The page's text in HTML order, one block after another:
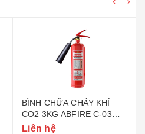
BÌNH CHỮA CHÁY KHÍ
CO2 3KG ABFIRE C-03
(TEM BỘ CÔNG AN)
Liên hệ